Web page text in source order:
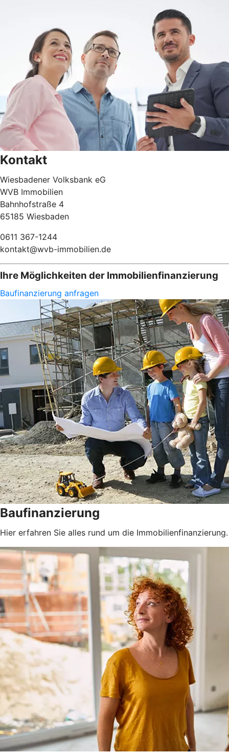
Kontakt
Wiesbadener Volksbank eG
WVB Immobilien
Bahnhofstraße 4
65185 Wiesbaden
0611 367-1244
kontakt@wvb-immobilien.de
Ihre Möglichkeiten der Immobilienfinanzierung
Baufinanzierung anfragen
Baufinanzierung
Hier erfahren Sie alles rund um die Immobilienfinanzierung.